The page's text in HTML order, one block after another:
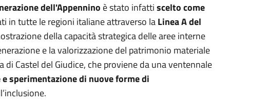
dell'Appennino è stato infattiscelto come
in tutte le regioni italiane attraverso laLinea A del
della capacità strategica delle aree interne
e la valorizzazione del patrimonio materiale
di Castel del Giudice, che proviene da una ventennale
sperimentazione di nuove forme di